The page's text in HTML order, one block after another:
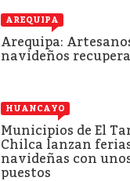
AREQUIPA
Arequipa:
navideños
HUANCAYO
Municipios de El
Chilca lanzan
navideñas con
puestos